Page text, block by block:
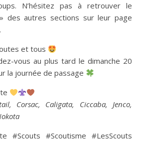
N’hésitez pas à retrouver le
des autres sections sur leur page
et tous
vous au plus tard le dimanche 20
la journée de passage
Corsac, Caligata, Ciccaba, Jenco,
#Scouts #Scoutisme #LesScouts